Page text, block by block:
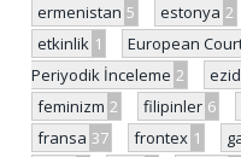
ermenistan 5 estonya 2
etkinlik 1 European
Periyodik İnceleme 2
feminizm 2 filipinler 6
fransa 37 frontex 1